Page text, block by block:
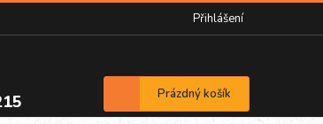
Přihlášení
Nákupní
košík
Prázdný košík